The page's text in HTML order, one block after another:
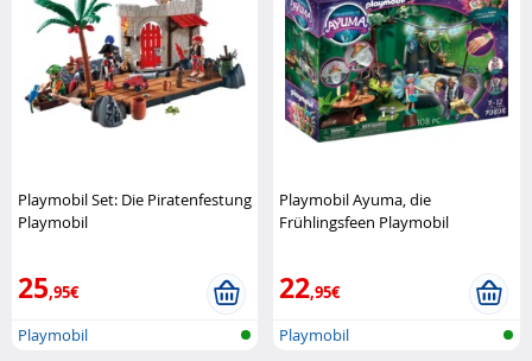
Playmobil Set: Die Piratenfestung
Playmobil
25,95€
Playmobil
Playmobil Ayuma, die
Frühlingsfeen Playmobil
22,95€
Playmobil